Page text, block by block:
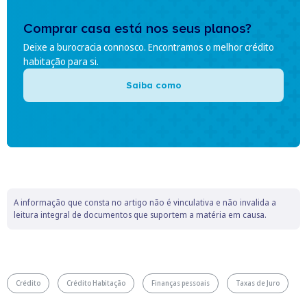
Comprar casa está nos seus planos?
Deixe a burocracia connosco. Encontramos o melhor crédito
habitação para si.
Saiba como
A informação que consta no artigo não é vinculativa e não invalida a
leitura integral de documentos que suportem a matéria em causa.
Crédito Crédito Habitação Finanças pessoais Taxas de Juro